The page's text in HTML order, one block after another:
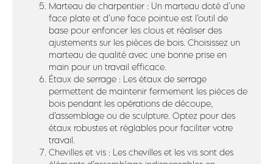
Marteau de charpentier : Un marteau doté d’une
face plate et d’une face pointue est l’outil de
base pour enfoncer les clous et réaliser des
ajustements sur les pièces de bois. Choisissez un
marteau de qualité avec une bonne prise en
main pour un travail efficace.
Étaux de serrage : Les étaux de serrage
permettent de maintenir fermement les pièces de
bois pendant les opérations de découpe,
d’assemblage ou de sculpture. Optez pour des
étaux robustes et réglables pour faciliter votre
travail.
Chevilles et vis : Les chevilles et les vis sont des